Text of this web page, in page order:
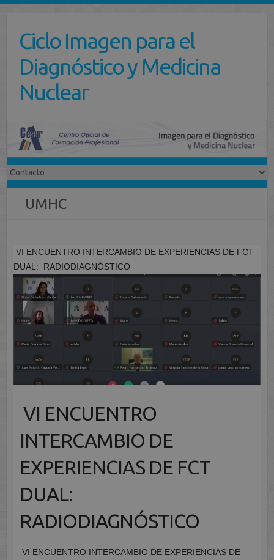
contenidoCiclo Imagen para el
Diagnóstico y Medicina
Nuclear
UMHC
VI ENCUENTRO INTERCAMBIO DE EXPERIENCIAS DE FCT
DUAL: RADIODIAGNÓSTICO
VI ENCUENTRO
INTERCAMBIO DE
EXPERIENCIAS DE FCT
DUAL:
RADIODIAGNÓSTICO
VI ENCUENTRO INTERCAMBIO DE EXPERIENCIAS DE